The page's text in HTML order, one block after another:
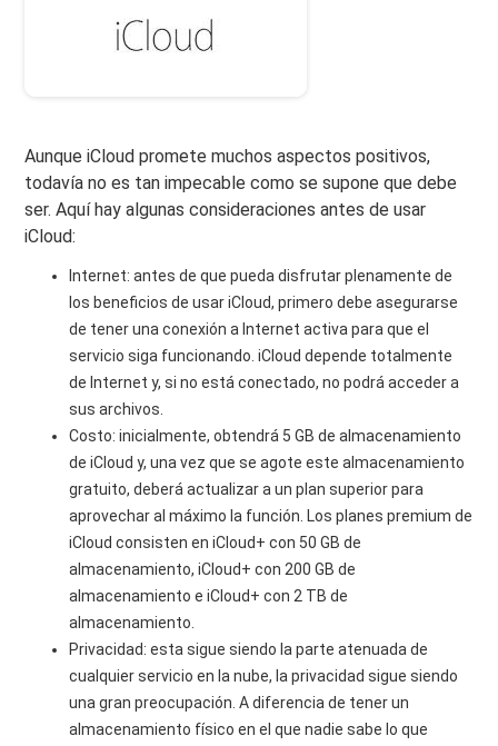
Aunque iCloud promete muchos aspectos positivos,
todavía no es tan impecable como se supone que debe
ser. Aquí hay algunas consideraciones antes de usar
iCloud:
Internet: antes de que pueda disfrutar plenamente de
los beneficios de usar iCloud, primero debe asegurarse
de tener una conexión a Internet activa para que el
servicio siga funcionando. iCloud depende totalmente
de Internet y, si no está conectado, no podrá acceder a
sus archivos.
Costo: inicialmente, obtendrá 5 GB de almacenamiento
de iCloud y, una vez que se agote este almacenamiento
gratuito, deberá actualizar a un plan superior para
aprovechar al máximo la función. Los planes premium de
iCloud consisten en iCloud+ con 50 GB de
almacenamiento, iCloud+ con 200 GB de
almacenamiento e iCloud+ con 2 TB de
almacenamiento.
Privacidad: esta sigue siendo la parte atenuada de
cualquier servicio en la nube, la privacidad sigue siendo
una gran preocupación. A diferencia de tener un
almacenamiento físico en el que nadie sabe lo que